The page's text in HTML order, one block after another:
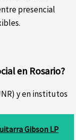
presencial
en Rosario?
y en institutos
Gibson LP